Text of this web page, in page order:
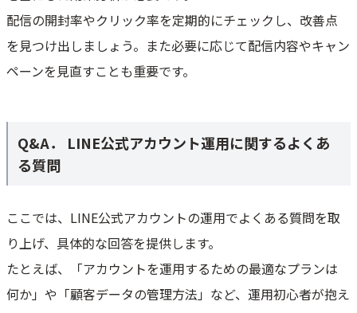
配信の開封率やクリック率を定期的にチェックし、改善点
を見つけ出しましょう。また必要に応じて配信内容やキャン
ペーンを見直すことも重要です。
Q&A． LINE公式アカウント運用に関するよくあ
る質問
ここでは、LINE公式アカウントの運用でよくある質問を取
り上げ、具体的な回答を提供します。
たとえば、「アカウントを運用するための最適なプランは
何か」や「顧客データの管理方法」など、運用初心者が抱え